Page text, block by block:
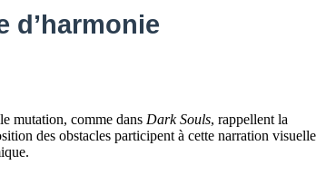
d’harmonie
mutation, comme dans Dark Souls, rappellent la
des obstacles participent à cette narration visuelle